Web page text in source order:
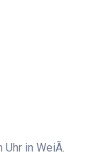
in WeiÃ.